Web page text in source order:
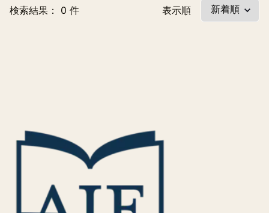
検索結果： 0 件 表示順